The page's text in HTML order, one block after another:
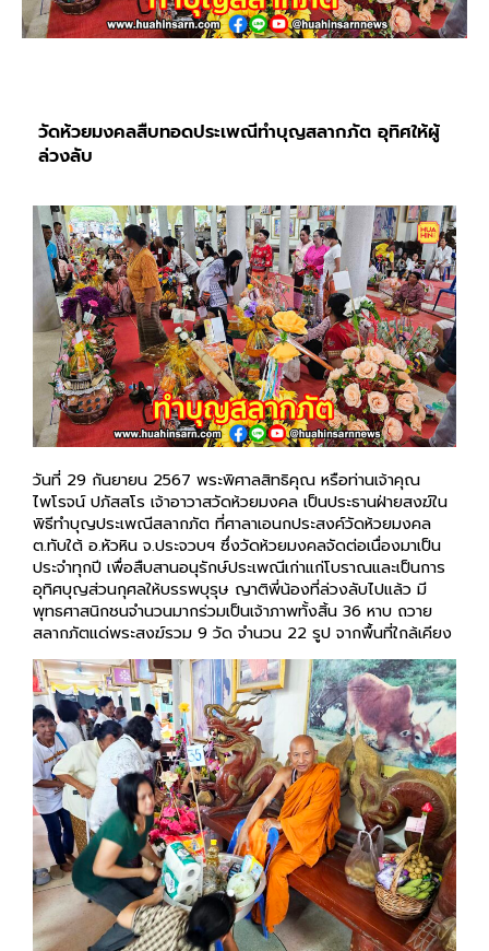
วัดห้วยมงคลสืบทอดประเพณีทำบุญสลากภัต อุทิศให้ผู้ล่วงลับ
ไพโรจน์ ปภัสสโร เจ้าอาวาสวัดห้วยมงคล เป็นประธานฝ่ายสงฆ์ใน
พิธีทำบุญประเพณีสลากภัต ที่ศาลาเอนกประสงค์วัดห้วยมงคล
ต.ทับใต้ อ.หัวหิน จ.ประจวบฯ ซึ่งวัดห้วยมงคลจัดต่อเนื่องมาเป็น
ประจำทุกปี เพื่อสืบสานอนุรักษ์ประเพณีเก่าแก่โบราณและเป็นการ
อุทิศบุญส่วนกุศลให้บรรพบุรุษ ญาติพี่น้องที่ล่วงลับไปแล้ว มี
พุทธศาสนิกชนจำนวนมากร่วมเป็นเจ้าภาพทั้งสิ้น 36 หาบ ถวาย
สลากภัตแด่พระสงฆ์รวม 9 วัด จำนวน 22 รูป จากพื้นที่ใกล้เคียง